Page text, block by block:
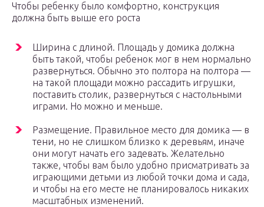
Чтобы ребенку было комфортно, конструкция
должна быть выше его роста
Ширина с длиной. Площадь у домика должна
быть такой, чтобы ребенок мог в нем нормально
развернуться. Обычно это полтора на полтора —
на такой площади можно рассадить игрушки,
поставить столик, развернуться с настольными
играми. Но можно и меньше.
Размещение. Правильное место для домика — в
тени, но не слишком близко к деревьям, иначе
они могут начать его задевать. Желательно
также, чтобы вам было удобно присматривать за
играющими детьми из любой точки дома и сада,
и чтобы на его месте не планировалось никаких
масштабных изменений.